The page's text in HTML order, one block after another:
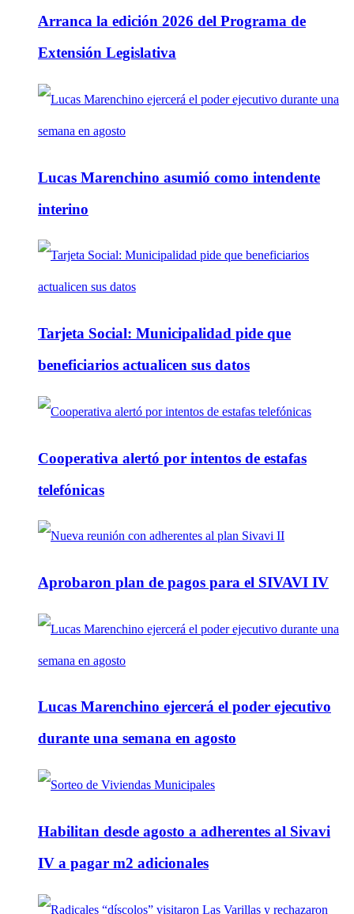
Arranca la edición 2026 del Programa de
Extensión Legislativa
Lucas Marenchino asumió como intendente
interino
Tarjeta Social: Municipalidad pide que
beneficiarios actualicen sus datos
Cooperativa alertó por intentos de estafas
telefónicas
Aprobaron plan de pagos para el SIVAVI IV
Lucas Marenchino ejercerá el poder ejecutivo
durante una semana en agosto
Habilitan desde agosto a adherentes al Sivavi
IV a pagar m2 adicionales